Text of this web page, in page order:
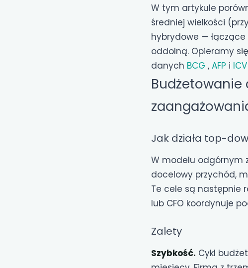
W tym artykule
średniej wielkości
hybrydowe —
oddolną. Opieramy
danych BCG , AFP i
Jak działa top-
W modelu odgórnym
docelowy przychód,
Te cele są następnie
lub CFO koordynuje
Zalety
Szybkość. Cykl